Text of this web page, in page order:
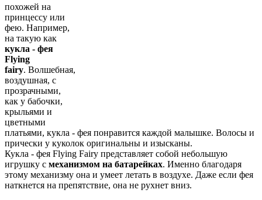
похожей на
принцессу или
фею. Например,
на такую как
кукла - фея
Flying
fairy. Волшебная,
воздушная, с
прозрачными,
как у бабочки,
крыльями и
цветными
платьями, кукла - фея понравится каждой малышке. Волосы и
прически у куколок оригинальны и изысканы.
Кукла - фея Flying Fairy представляет собой небольшую
игрушку с механизмом на батарейках. Именно благодаря
этому механизму она и умеет летать в воздухе. Даже если фея
наткнется на препятствие, она не рухнет вниз.